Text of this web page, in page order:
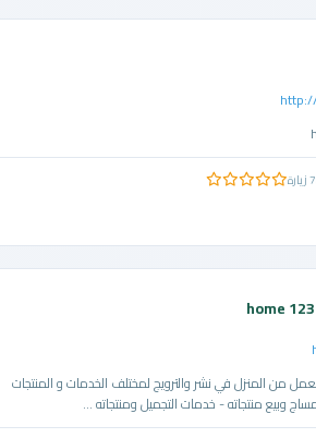
0.0 من 5 نجوم
المنزل في نشر والترويج لمختلف الخدمات و المنتجات
منتجاته - خدمات التجميل ومنتجاته ...